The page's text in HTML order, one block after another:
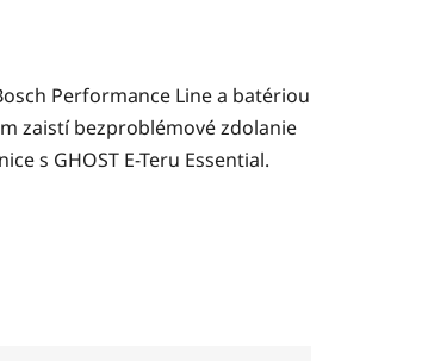
Performance Line a batériou
zaistí bezproblémové zdolanie
s GHOST E-Teru Essential.